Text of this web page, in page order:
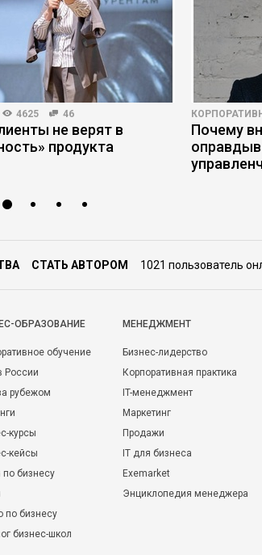
4625 46
не верят в
продукта
Почему
СТАТЬ АВТОРОМ 1021 пользователь
ОБРАЗОВАНИЕ
обучение
России
рубежом
курсы
кейсы
по бизнесу
по бизнесу
бизнес-школ
МЕНЕДЖМЕНТ
Бизнес-лидерство
Корпоративная практика
IT-менеджмент
Маркетинг
Продажи
IT для бизнеса
Exemarket
Энциклопедия менеджера